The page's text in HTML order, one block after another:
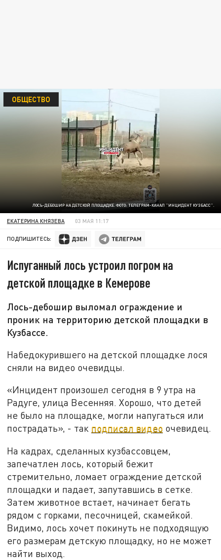
ЛОСЬ-ДЕБОШИР НА ДЕТСКОЙ ПЛОЩАДКЕ. ФОТО: ТЕЛЕГРАМ-КАНАЛ "ИНЦИДЕНТ КУЗБАСС".
ОБЩЕСТВО
ЕКАТЕРИНА КНЯЗЕВА 03 МАЯ 11:17
ПОДПИШИТЕСЬ:
Испуганный лось устроил погром на
детской площадке в Кемерове
Лось-дебошир выломал ограждение и
проник на территорию детской площадки в
Кузбассе.
Набедокурившего на детской площадке лося
сняли на видео очевидцы.
«Инцидент произошел сегодня в 9 утра на
Радуге, улица Весенняя. Хорошо, что детей
не было на площадке, могли напугаться или
пострадать», - так подписал видео очевидец.
На кадрах, сделанных кузбассовцем,
запечатлен лось, который бежит
стремительно, ломает ограждение детской
площадки и падает, запутавшись в сетке.
Затем животное встает, начинает бегать
рядом с горками, песочницей, скамейкой.
Видимо, лось хочет покинуть не подходящую
его размерам детскую площадку, но не может
найти выход.